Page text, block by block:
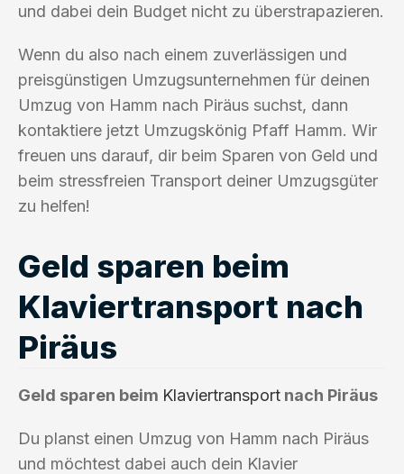
und dabei dein Budget nicht zu überstrapazieren.
Wenn du also nach einem zuverlässigen und
preisgünstigen Umzugsunternehmen für deinen
Umzug von Hamm nach Piräus suchst, dann
kontaktiere jetzt Umzugskönig Pfaff Hamm. Wir
freuen uns darauf, dir beim Sparen von Geld und
beim stressfreien Transport deiner Umzugsgüter
zu helfen!
Geld sparen beim
Klaviertransport nach
Piräus
Geld sparen beim Klaviertransport nach Piräus
Du planst einen Umzug von Hamm nach Piräus
und möchtest dabei auch dein Klavier